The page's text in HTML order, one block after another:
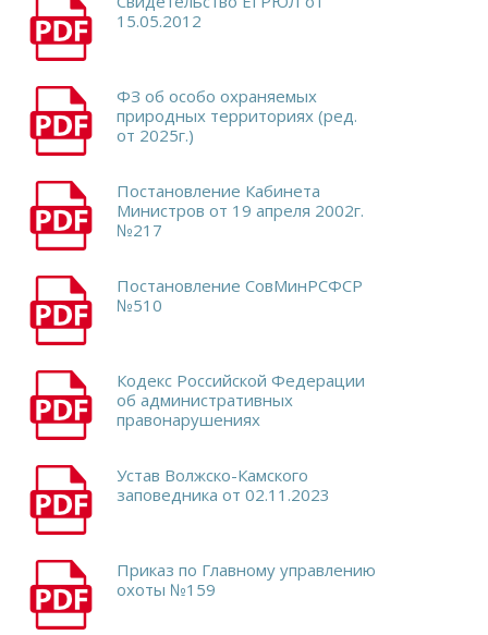
15.05.2012
ФЗ об особо охраняемых
природных территориях (ред.
от 2025г.)
Постановление Кабинета
Министров от 19 апреля 2002г.
№217
Постановление СовМинРСФСР
№510
Кодекс Российской Федерации
об административных
правонарушениях
Устав Волжско-Камского
заповедника от 02.11.2023
Приказ по Главному управлению
охоты №159